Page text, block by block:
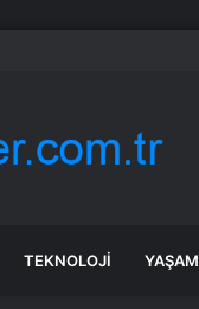
TEKNOLOJI YAŞAM